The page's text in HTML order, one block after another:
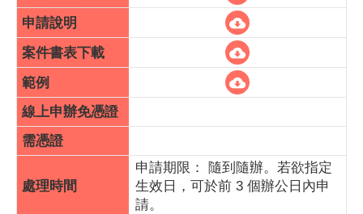
申請期限： 隨到隨辦。若欲指定
生效日，可於前 3 個辦公日內申
請。